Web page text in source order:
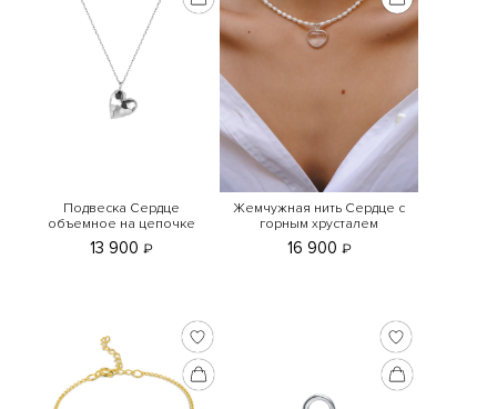
Подвеска Сердце
объемное на цепочке
13 900 ₽
Жемчужная нить Сердце с
горным хрусталем
16 900 ₽